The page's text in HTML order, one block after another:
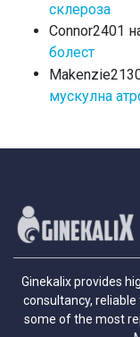
склероза
Connor2401
болест
мускулна
Ginekalix provides
consultancy,
some of the most